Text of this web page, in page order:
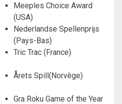
Meeples Choice Award
(USA)
Nederlandse Spellenprijs
(Pays-Bas)
Tric Trac (France)
Årets Spill(Norvège)
Gra Roku Game of the Year